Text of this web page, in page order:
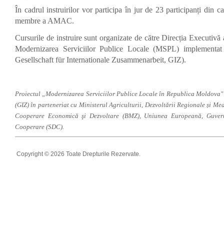
În cadrul instruirilor vor participa în jur de 23 participanți din
membre a AMAC.
Cursurile de instruire sunt organizate de către Direcția
Modernizarea Serviciilor Publice Locale (MSPL)
Gesellschaft für Internationale Zusammenarbeit, GIZ).
Proiectul „Modernizarea Serviciilor Publice Locale în Republica
(GIZ) în parteneriat cu Ministerul Agriculturii, Dezvoltării Regionale și
Cooperare Economică şi Dezvoltare (BMZ), Uniunea Europeană,
Cooperare (SDC).
Copyright © 2026 Toate Drepturile Rezervate.